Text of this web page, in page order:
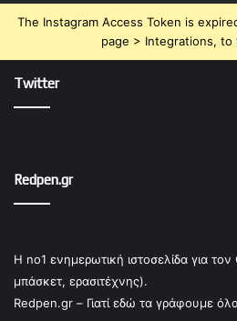
The Instagram Access Token is
page > Integrations,
Twitter
Redpen.gr
Η no1 ενημερωτική ιστοσελίδα για
μπάσκετ, ερασιτέχνης).
Redpen.gr – Γιατί εδώ τα γράφουμε